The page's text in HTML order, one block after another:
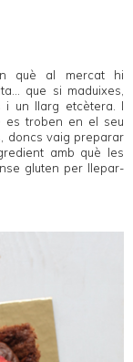
què al mercat hi
que si maduixes,
i un llarg etcètera. I
es troben en el seu
doncs vaig preparar
amb què les
gluten per llepar-